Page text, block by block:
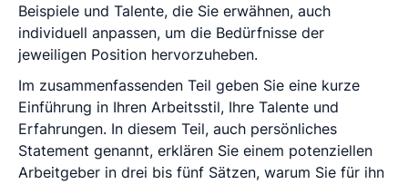
Beispiele und Talente, die Sie erwähnen, auch
individuell anpassen, um die Bedürfnisse der
jeweiligen Position hervorzuheben.
Im zusammenfassenden Teil geben Sie eine kurze
Einführung in Ihren Arbeitsstil, Ihre Talente und
Erfahrungen. In diesem Teil, auch persönliches
Statement genannt, erklären Sie einem potenziellen
Arbeitgeber in drei bis fünf Sätzen, warum Sie für ihn